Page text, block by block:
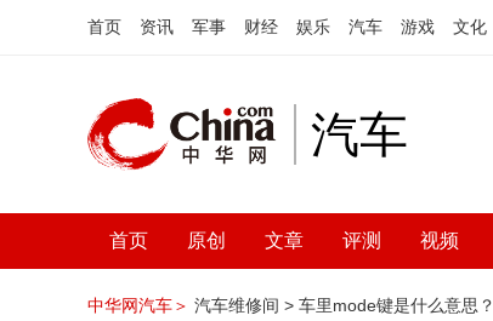
首页 资讯 军事 财经 娱乐 汽车 游戏 文化
汽车
首页 原创 文章 评测 视频
中华网汽车＞ 汽车维修间 > 车里mode键是什么意思？